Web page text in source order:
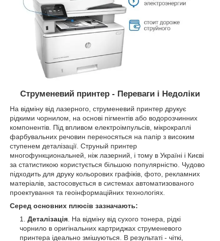
Струменевий принтер - Переваги і Недоліки
На відміну від лазерного, струменевий принтер друкує
рідкими чорнилом, на основі пігментів або водорозчинних
компонентів. Під впливом електроімпульсів, мікрокраплі
фарбувальних речовин переносяться на папір з високим
ступенем деталізації. Струный принтер
многофункциональней, ніж лазерний, і тому в Україні і Києві
за статистикою користується більшою популярністю. Чудово
підходить для друку кольорових графіків, фото, рекламних
матеріалів, застосовується в системах автоматизованого
проектування та геоінформаційних технологіях.
Серед основних плюсів зазначають:
Деталізація . На відміну від сухого тонера, рідкі
чорнило в оригінальних картриджах струменевого
принтера ідеально змішуються. В результаті - чіткі,